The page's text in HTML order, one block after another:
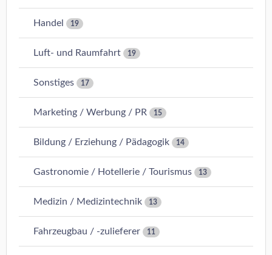
Handel 19
Luft- und Raumfahrt 19
Sonstiges 17
Marketing / Werbung / PR 15
Bildung / Erziehung / Pädagogik 14
Gastronomie / Hotellerie / Tourismus 13
Medizin / Medizintechnik 13
Fahrzeugbau / -zulieferer 11